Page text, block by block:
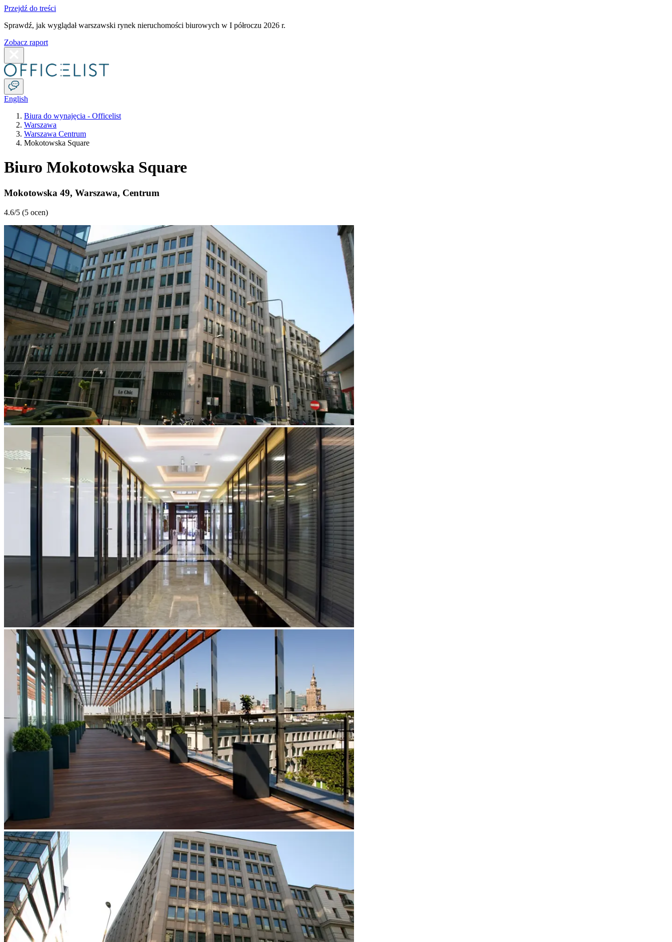
Przejdź do treści
Sprawdź, jak wyglądał warszawski rynek nieruchomości biurowych w I półroczu 2026 r.
Zobacz raport
English
Biura do wynajęcia - Officelist
Warszawa
Warszawa Centrum
Mokotowska Square
Biuro Mokotowska Square
Mokotowska 49, Warszawa, Centrum
4.6/5 (5 ocen)